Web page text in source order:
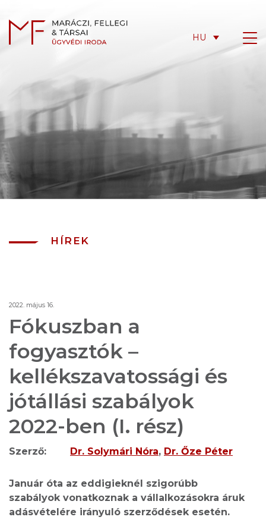
HU
HÍREK
2022. május 16.
Fókuszban a
fogyasztók –
kellékszavatossági és
jótállási szabályok
2022-ben (I. rész)
Szerző: Dr. Solymári Nóra Dr. Őze Péter
Január óta az eddigieknél szigorúbb
szabályok vonatkoznak a vállalkozásokra áruk
adásvételére irányuló szerződések esetén.